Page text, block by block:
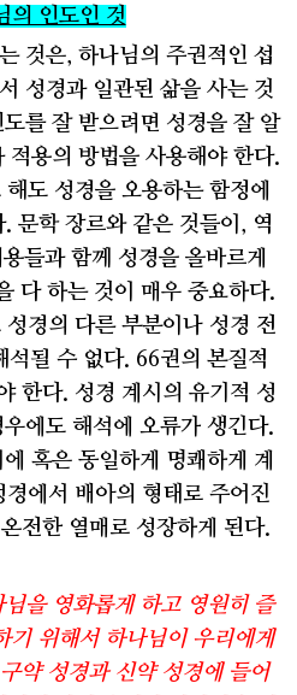
의 인도인 것
것은, 하나님의 주권적인 섭
성경과 일관된 삶을 사는 것
를 잘 받으려면 성경을 잘 알
적용의 방법을 사용해야 한다.
도 성경을 오용하는 함정에
. 문학 장르와 같은 것들이 , 역
들과 함께 성경을 올바르게
다 하는 것이 매우 중요하다.
경의 다른 부분이나 성경 전
석될 수 없다. 66권의 본질적
한다. 성경 계시의 유기적 성
에도 해석에 오류가 생긴다.
혹은 동일하게 명쾌하게 계
경에서 배아의 형태로 주어진
전한 열매로 성장하게 된다.
을 영화롭게 하고 영원히 즐
기 위해서 하나님이 우리에게
구약 성경과 신약 성경에 들어